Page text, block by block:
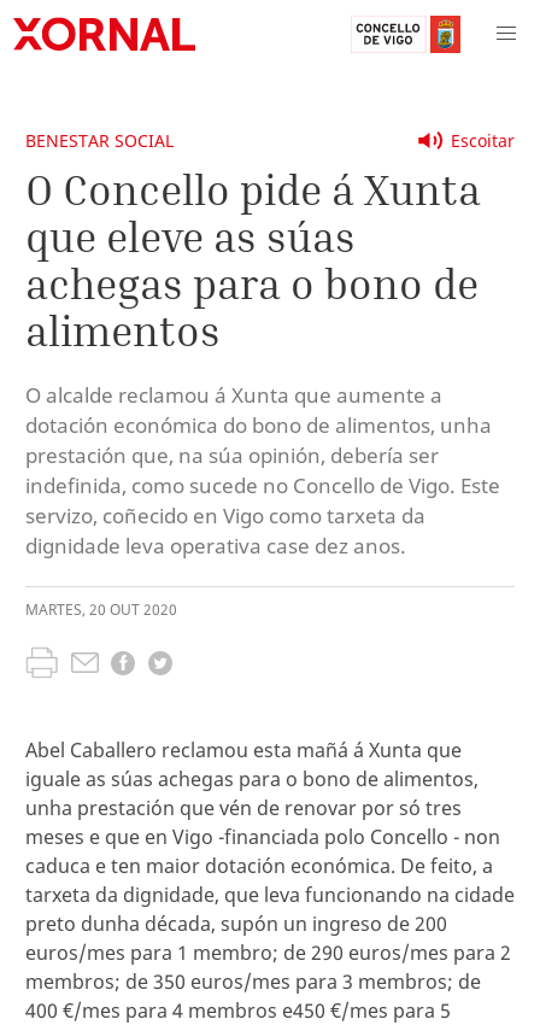
Escoitar
BENESTAR SOCIAL
O Concello pide á Xunta
que eleve as súas
achegas para o bono de
alimentos
O alcalde reclamou á Xunta que aumente a
dotación económica do bono de alimentos, unha
prestación que, na súa opinión, debería ser
indefinida, como sucede no Concello de Vigo. Este
servizo, coñecido en Vigo como tarxeta da
dignidade leva operativa case dez anos.
MARTES, 20 OUT2020
Abel Caballero reclamou esta mañá á Xunta que
iguale as súas achegas para o bono de alimentos,
unha prestación que vén de renovar por só tres
meses e que en Vigo -financiada polo Concello - non
caduca e ten maior dotación económica. De feito, a
tarxeta da dignidade, que leva funcionando na cidade
preto dunha década, supón un ingreso de 200
euros/mes para 1 membro; de 290 euros/mes para 2
membros; de 350 euros/mes para 3 membros; de
400 €/mes para 4 membros e450 €/mes para 5